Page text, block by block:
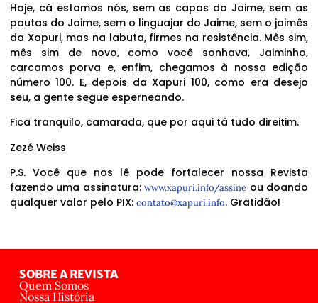
Hoje, cá estamos nós, sem as capas do Jaime, sem as
pautas do Jaime, sem o linguajar do Jaime, sem o jaimês
da Xapuri, mas na labuta, firmes na resistência. Mês sim,
mês sim de novo, como você sonhava, Jaiminho,
carcamos porva e, enfim, chegamos à nossa edição
número 100. E, depois da Xapuri 100, como era desejo
seu, a gente segue esperneando.
Fica tranquilo, camarada, que por aqui tá tudo direitim.
Zezé Weiss
P.S. Você que nos lê pode fortalecer nossa Revista
fazendo uma assinatura:www.xapuri.info/assine ou doando
qualquer valor pelo PIX: contato@xapuri.info. Gratidão!
SOBRE A REVISTA
Quem Somos
Nossa História